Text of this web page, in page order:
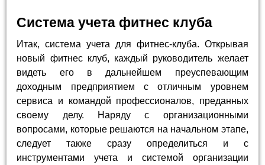
Система учета фитнес клуба
Итак, система учета для фитнес-клуба. Открывая
новый фитнес клуб, каждый руководитель желает
видеть его в дальнейшем преуспевающим
доходным предприятием с отличным уровнем
сервиса и командой профессионалов, преданных
своему делу. Наряду с организационными
вопросами, которые решаются на начальном этапе,
следует также сразу определиться и с
инструментами учета и системой организации